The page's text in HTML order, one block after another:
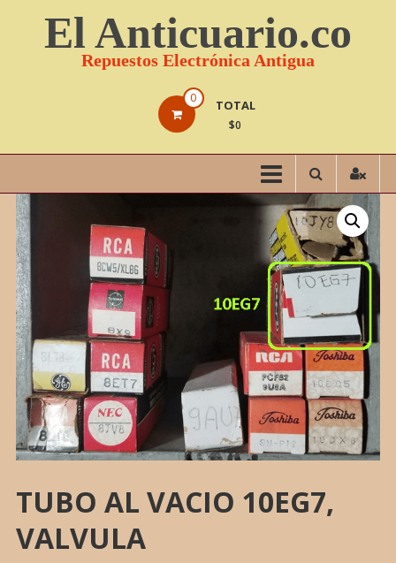
El Anticuario.co
Repuestos Electrónica Antigua
0 TOTAL
$0
TUBO AL VACIO 10EG7,
VALVULA